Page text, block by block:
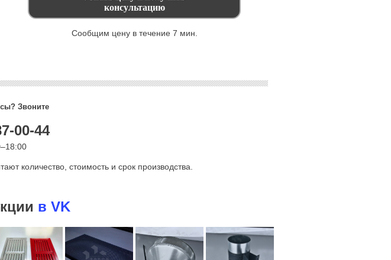
Сообщим цену в течение 7 мин.
Звоните
00-44
количество, стоимость и срок производства.
в VK